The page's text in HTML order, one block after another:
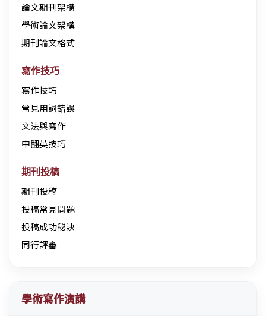
論文期刊架構
學術論文架構
期刊論文格式
寫作技巧
寫作技巧
常見用詞錯誤
文法與寫作
中翻英技巧
期刊投稿
期刊投稿
投稿常見問題
投稿成功秘訣
同行評審
學術寫作演講